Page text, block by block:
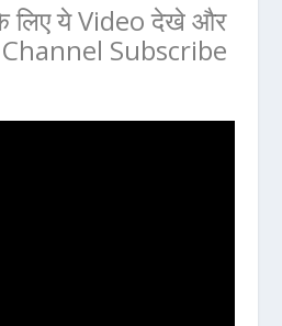
लिए ये Video देखे और
Subscribe